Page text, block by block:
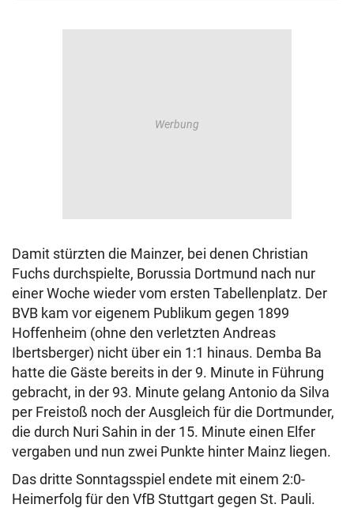
Damit stürzten die Mainzer, bei denen Christian
Fuchs durchspielte, Borussia Dortmund nach nur
einer Woche wieder vom ersten Tabellenplatz. Der
BVB kam vor eigenem Publikum gegen 1899
Hoffenheim (ohne den verletzten Andreas
Ibertsberger) nicht über ein 1:1 hinaus. Demba Ba
hatte die Gäste bereits in der 9. Minute in Führung
gebracht, in der 93. Minute gelang Antonio da Silva
per Freistoß noch der Ausgleich für die Dortmunder,
die durch Nuri Sahin in der 15. Minute einen Elfer
vergaben und nun zwei Punkte hinter Mainz liegen.
Das dritte Sonntagsspiel endete mit einem 2:0-
Heimerfolg für den VfB Stuttgart gegen St. Pauli.